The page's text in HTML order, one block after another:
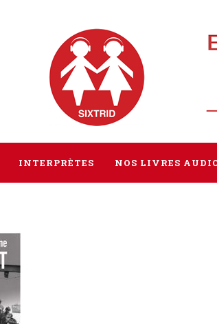
INTERPRÈTES NOS LIVRES